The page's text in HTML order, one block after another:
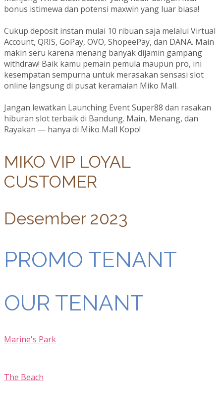
bonus istimewa dan potensi maxwin yang luar biasa!
Cukup deposit instan mulai 10 ribuan saja melalui Virtual
Account, QRIS, GoPay, OVO, ShopeePay, dan DANA. Main
makin seru karena menang banyak dijamin gampang
withdraw! Baik kamu pemain pemula maupun pro, ini
kesempatan sempurna untuk merasakan sensasi slot
online langsung di pusat keramaian Miko Mall.
Jangan lewatkan Launching Event Super88 dan rasakan
hiburan slot terbaik di Bandung. Main, Menang, dan
Rayakan — hanya di Miko Mall Kopo!
MIKO VIP LOYAL
CUSTOMER
Desember 2023
PROMO TENANT
OUR TENANT
Marine's Park
The Beach